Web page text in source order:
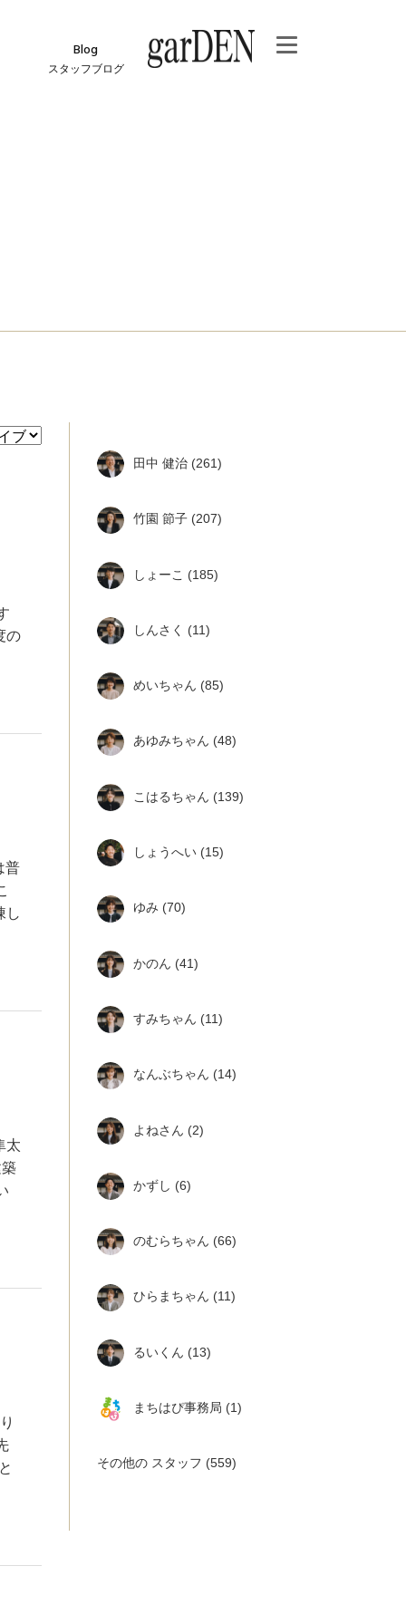
Blog
スタッフブログ
の
普
し
太
田中 健治 (261)
竹園 節子 (207)
しょーこ (185)
しんさく (11)
めいちゃん (85)
あゆみちゃん (48)
こはるちゃん (139)
しょうへい (15)
ゆみ (70)
かのん (41)
すみちゃん (11)
なんぶちゃん (14)
よねさん (2)
かずし (6)
のむらちゃん (66)
ひらまちゃん (11)
るいくん (13)
まちはぴ事務局 (1)
その他の スタッフ (559)